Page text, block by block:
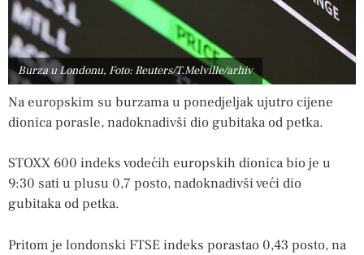
Burza u Londonu, Foto: Reuters/T.Melville/arhiv
Na europskim su burzama u ponedjeljak ujutro cijene
dionica porasle, nadoknadivši dio gubitaka od petka.
STOXX 600 indeks vodećih europskih dionica bio je u
9:30 sati u plusu 0,7 posto, nadoknadivši veći dio
gubitaka od petka.
Pritom je londonski FTSE indeks porastao 0,43 posto, na